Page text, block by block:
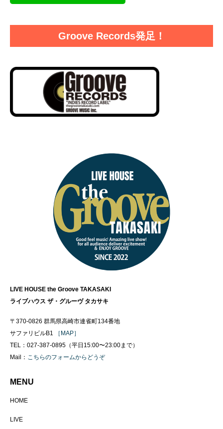
Groove Records発足！
LIVE HOUSE the Groove TAKASAKI
ライブハウス ザ・グルーヴ タカサキ
〒370-0826 群馬県高崎市連雀町134番地
サファリビルB1 ［MAP］
TEL：027-387-0895（平日15:00〜23:00まで）
Mail： こちらのフォームからどうぞ
MENU
HOME
LIVE